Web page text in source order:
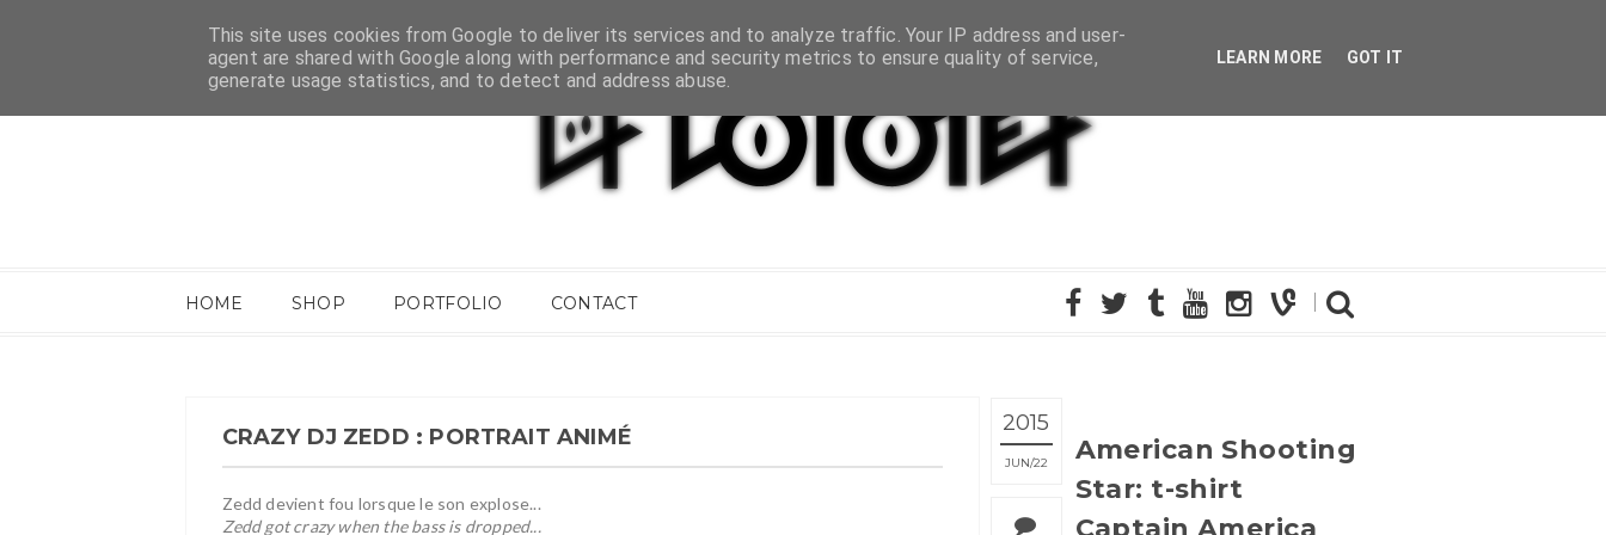
HOME SHOP PORTFOLIO CONTACT
2015
JUN 22
CRAZY DJ ZEDD : PORTRAIT ANIMÉ
Zedd devient fou lorsque le son explose...
Zedd got crazy when the bass is dropped...
American Shooting
Star: t-shirt
Captain America
This site uses cookies from Google to deliver its services and to analyze traffic. Your IP address and user-
agent are shared with Google along with performance and security metrics to ensure quality of service,
generate usage statistics, and to detect and address abuse.
LEARN MORE GOT IT